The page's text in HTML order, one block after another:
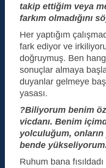
takip ettiğim veya
farkım olmadığını
Her yaptığım
fark ediyor ve
doğruymuş. Ben
sonuçlar almaya
duyanlar gelmeye
yasası.
?Biliyorum benim
vicdanı. Benim
yolculuğum,
bende
Ruhum bana